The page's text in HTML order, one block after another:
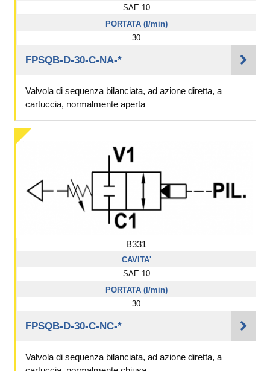
SAE 10
PORTATA (l/min)
30
FPSQB-D-30-C-NA-*
Valvola di sequenza bilanciata, ad azione diretta, a
cartuccia, normalmente aperta
B331
CAVITA'
SAE 10
PORTATA (l/min)
30
FPSQB-D-30-C-NC-*
Valvola di sequenza bilanciata, ad azione diretta, a